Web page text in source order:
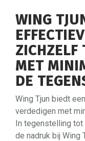
WING
ZICHZELF
MET
DE
Wing Tjun biedt
verdedigen met
In tegenstelling
de nadruk bij Wing